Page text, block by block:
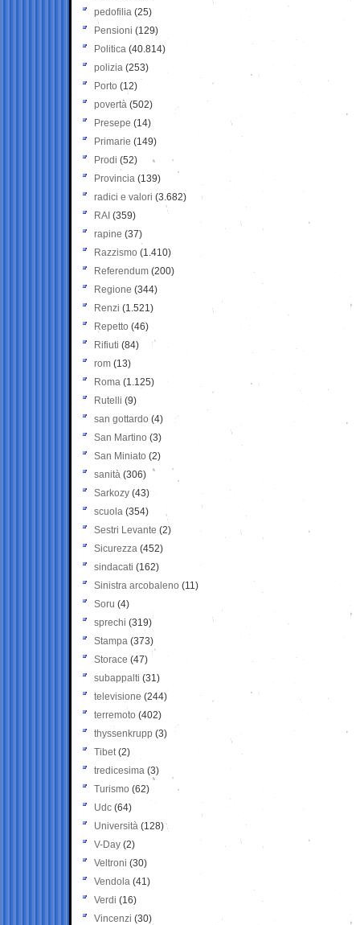
pedofilia (25)
Pensioni (129)
Politica (40.814)
polizia (253)
Porto (12)
povertà (502)
Presepe (14)
Primarie (149)
Prodi (52)
Provincia (139)
radici e valori (3.682)
RAI (359)
rapine (37)
Razzismo (1.410)
Referendum (200)
Regione (344)
Renzi (1.521)
Repetto (46)
Rifiuti (84)
rom (13)
Roma (1.125)
Rutelli (9)
san gottardo (4)
San Martino (3)
San Miniato (2)
sanità (306)
Sarkozy (43)
scuola (354)
Sestri Levante (2)
Sicurezza (452)
sindacati (162)
Sinistra arcobaleno (11)
Soru (4)
sprechi (319)
Stampa (373)
Storace (47)
subappalti (31)
televisione(244)
terremoto (402)
thyssenkrupp (3)
Tibet(2)
tredicesima (3)
Turismo (62)
Udc (64)
Università (128)
V-Day (2)
Veltroni (30)
Vendola (41)
Verdi (16)
Vincenzi (30)